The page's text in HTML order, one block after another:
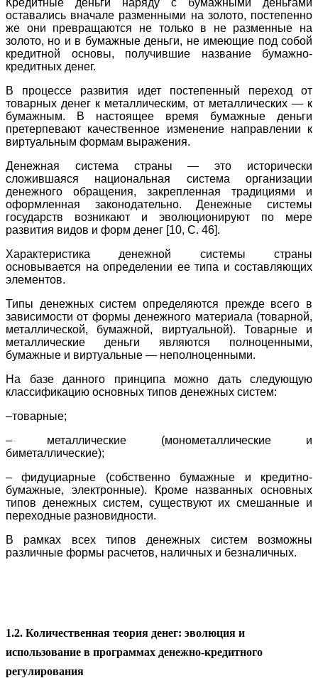
оставались вначале разменными на золото, постепенно
же они превращаются не только в не разменные на
золото, но и в бумажные деньги, не имеющие под собой
кредитной основы, получившие название бумажно-
кредитных денег.
В процессе развития идет постепенный переход от
товарных денег к металлическим, от металлических — к
бумажным. В настоящее время бумажные деньги
претерпевают качественное изменение направлении к
виртуальным формам выражения.
Денежная система страны — это исторически
сложившаяся национальная система организации
денежного обращения, закрепленная традициями и
оформленная законодательно. Денежные системы
государств возникают и эволюционируют по мере
развития видов и форм денег [10, C. 46].
Характеристика денежной системы страны
основывается на определении ее типа и составляющих
элементов.
Типы денежных систем определяются прежде всего в
зависимости от формы денежного материала (товарной,
металлической, бумажной, виртуальной). Товарные и
металлические деньги являются полноценными,
бумажные и виртуальные — неполноценными.
На базе данного принципа можно дать следующую
классификацию основных типов денежных систем:
–товарные;
– металлические (монометаллические и
биметаллические);
– фидуциарные (собственно бумажные и кредитно-
бумажные, электронные). Кроме названных основных
типов денежных систем, существуют их смешанные и
переходные разновидности.
В рамках всех типов денежных систем возможны
различные формы расчетов, наличных и безналичных.
1.2. Количественная теория денег: эволюция и
использование в программах денежно-кредитного
регулирования